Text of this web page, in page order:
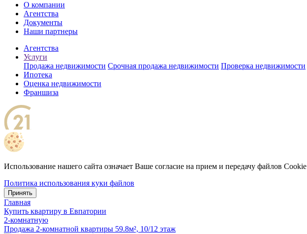
О компании
Агентства
Документы
Наши партнеры
Агентства
Услуги
Продажа недвижимости Срочная продажа недвижимости Проверка недвижимости
Ипотека
Оценка недвижимости
Франшиза
Использование нашего сайта означает Ваше согласие на прием и передачу файлов Cookie
Политика использования куки файлов
Принять
Главная
Купить квартиру в Евпатории
2-комнатную
Продажа 2-комнатной квартиры 59.8м², 10/12 этаж